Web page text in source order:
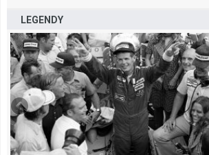
LEGENDY